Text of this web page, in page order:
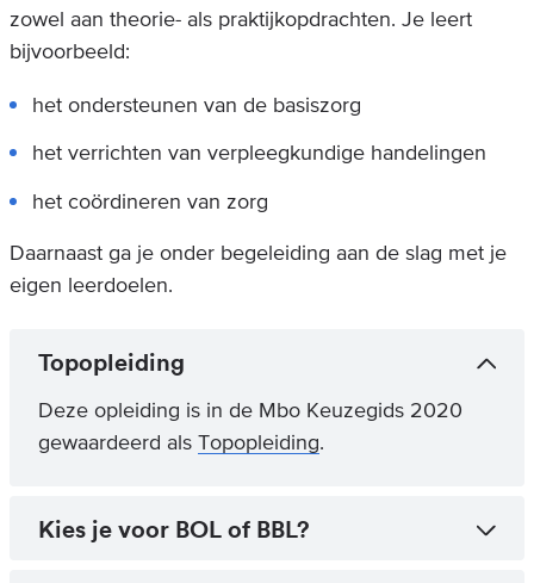
zowel aan theorie- als praktijkopdrachten. Je leert
bijvoorbeeld:
het ondersteunen van de basiszorg
het verrichten van verpleegkundige handelingen
het coördineren van zorg
Daarnaast ga je onder begeleiding aan de slag met je
eigen leerdoelen.
Topopleiding
Deze opleiding is in de Mbo Keuzegids 2020
gewaardeerd als Topopleiding.
Kies je voor BOL of BBL?